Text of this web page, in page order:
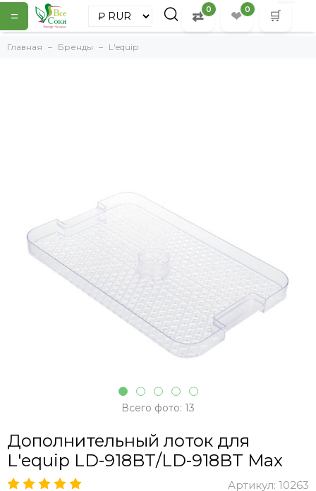
= ⇄ 0 ❤ 0 🛒
Главная Бренды L'equip
Всего фото: 13
Дополнительный лоток для
L'equip LD-918BT/LD-918BT Max
Артикул: 10263